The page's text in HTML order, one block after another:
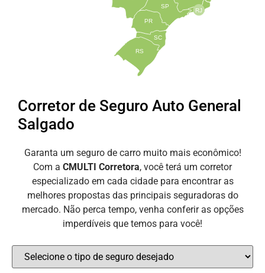
PR
SC
RS
SP
RJ
Corretor de Seguro Auto General
Salgado
Garanta um seguro de carro muito mais econômico!
Com a CMULTI Corretora, você terá um corretor
especializado em cada cidade para encontrar as
melhores propostas das principais seguradoras do
mercado. Não perca tempo, venha conferir as opções
imperdíveis que temos para você!